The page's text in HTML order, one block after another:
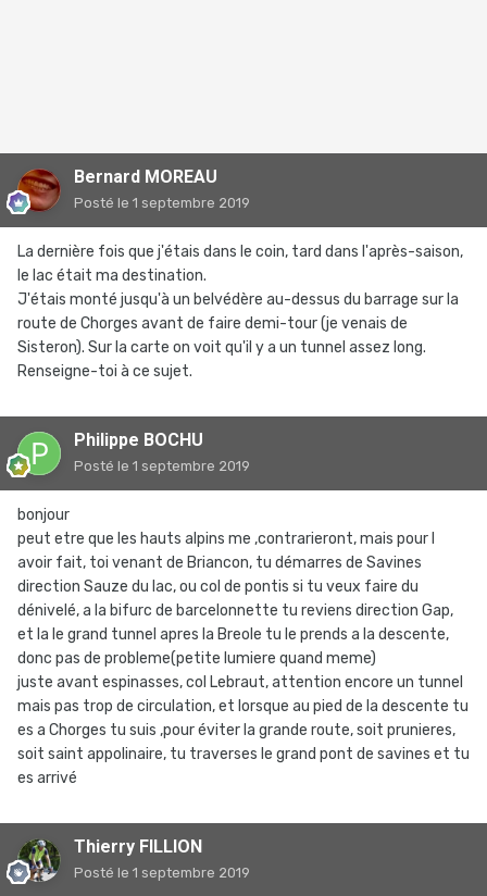
Bernard MOREAU
Posté le 1 septembre 2019
La dernière fois que j'étais dans le coin, tard dans l'après-saison,
le lac était ma destination.
J'étais monté jusqu'à un belvédère au-dessus du barrage sur la
route de Chorges avant de faire demi-tour (je venais de
Sisteron). Sur la carte on voit qu'il y a un tunnel assez long.
Renseigne-toi à ce sujet.
Philippe BOCHU
Posté le 1 septembre 2019
bonjour
peut etre que les hauts alpins me ,contrarieront, mais pour l
avoir fait, toi venant de Briancon, tu démarres de Savines
direction Sauze du lac, ou col de pontis si tu veux faire du
dénivelé, a la bifurc de barcelonnette tu reviens direction Gap,
et la le grand tunnel apres la Breole tu le prends a la descente,
donc pas de probleme(petite lumiere quand meme)
juste avant espinasses, col Lebraut, attention encore un tunnel
mais pas trop de circulation, et lorsque au pied de la descente tu
es a Chorges tu suis ,pour éviter la grande route, soit prunieres,
soit saint appolinaire, tu traverses le grand pont de savines et tu
es arrivé
Thierry FILLION
Posté le 1 septembre 2019